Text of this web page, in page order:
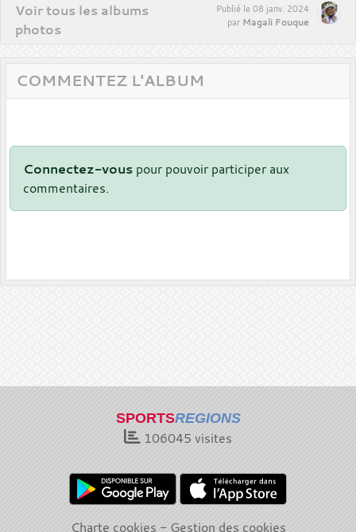
Voir tous les albums
photos
Publié le 08 janv. 2024
par Magali Fouque
COMMENTEZ L'ALBUM
Connectez-vous pour pouvoir participer aux
commentaires.
SPORTSREGIONS
106045 visites
Charte cookies Gestion des cookies